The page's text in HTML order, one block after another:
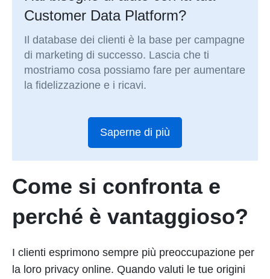
Customer Data Platform?
Il database dei clienti è la base per campagne
di marketing di successo. Lascia che ti
mostriamo cosa possiamo fare per aumentare
la fidelizzazione e i ricavi.
Saperne di più
Come si confronta e
perché è vantaggioso?
I clienti esprimono sempre più preoccupazione per
la loro privacy online. Quando valuti le tue origini